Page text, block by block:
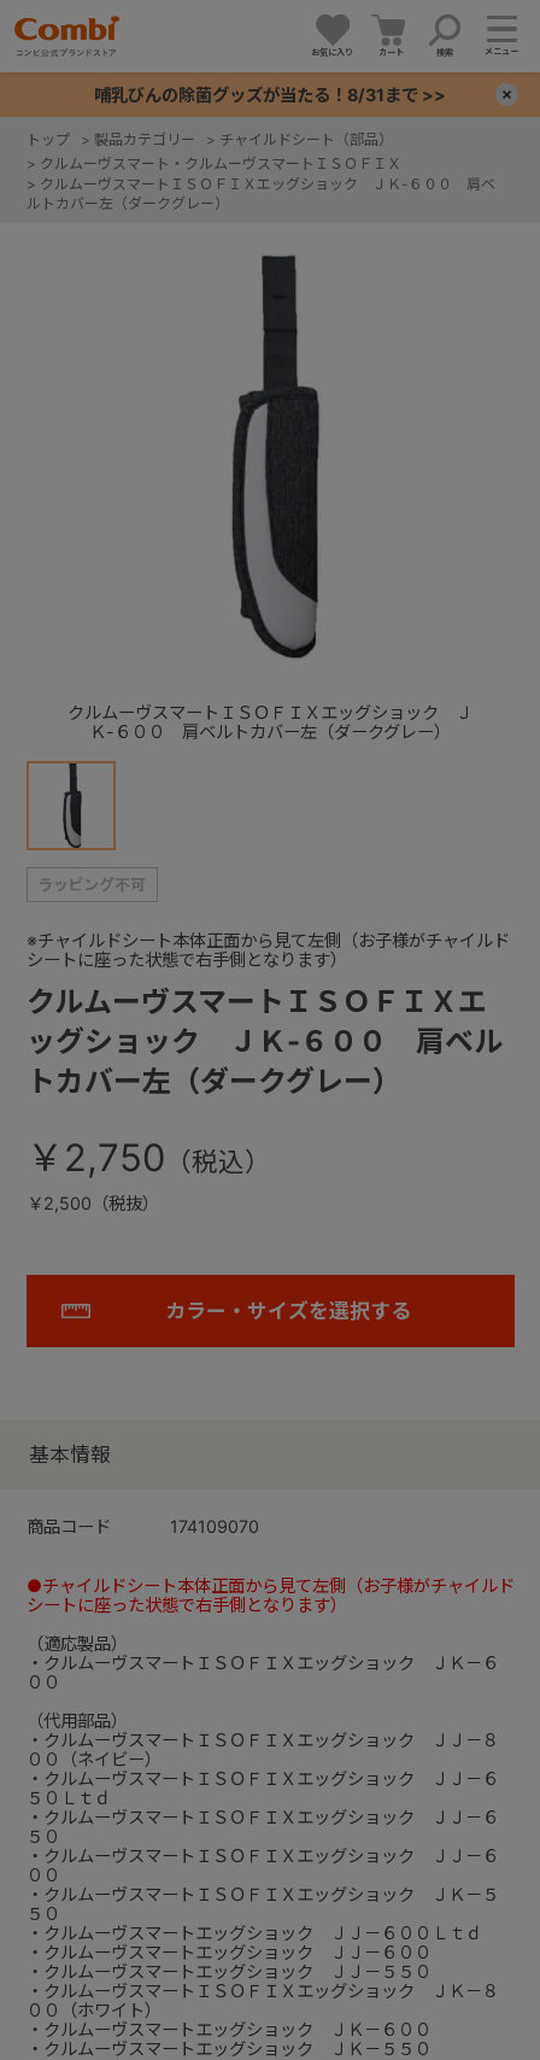
お気に入り カート 検索 メニュー
哺乳びんの除菌グッズが当たる！8/31まで >>
トップ > 製品カテゴリー > チャイルドシート（部品）
> クルムーヴスマート・クルムーヴスマートＩＳＯＦＩＸ
> クルムーヴスマートＩＳＯＦＩＸエッグショック ＪＫ-６００ 肩ベ
ルトカバー左（ダークグレー）
クルムーヴスマートＩＳＯＦＩＸエッグショック Ｊ
Ｋ-６００ 肩ベルトカバー左（ダークグレー）
クルムーヴスマートＩＳＯＦＩＸエ
ッグショック ＪＫ-６００ 肩ベル
トカバー左（ダークグレー）
※チャイルドシート本体正面から見て左側（お子様がチャイルド
シートに座った状態で右手側となります）
￥2,750
￥2,500（税抜）
カラー・サイズを選択する
基本情報
商品コード 174109070
●チャイルドシート本体正面から見て左側（お子様がチャイルド
シートに座った状態で右手側となります）
（適応製品）
・クルムーヴスマートＩＳＯＦＩＸエッグショック ＪＫ－６
００
（代用部品）
・クルムーヴスマートＩＳＯＦＩＸエッグショック ＪＪ－８
００（ネイビー）
・クルムーヴスマートＩＳＯＦＩＸエッグショック ＪＪ－６
５０Ｌｔｄ
・クルムーヴスマートＩＳＯＦＩＸエッグショック ＪＪ－６
５０
・クルムーヴスマートＩＳＯＦＩＸエッグショック ＪＪ－６
００
・クルムーヴスマートＩＳＯＦＩＸエッグショック ＪＫ－５
５０
・クルムーヴスマートエッグショック ＪＪ－６００Ｌｔｄ
・クルムーヴスマートエッグショック ＪＪ－６００
・クルムーヴスマートエッグショック ＪＪ－５５０
・クルムーヴスマートＩＳＯＦＩＸエッグショック ＪＫ－８
００（ホワイト）
・クルムーヴスマートエッグショック ＪＫ－６００
・クルムーヴスマートエッグショック ＪＫ－５５０